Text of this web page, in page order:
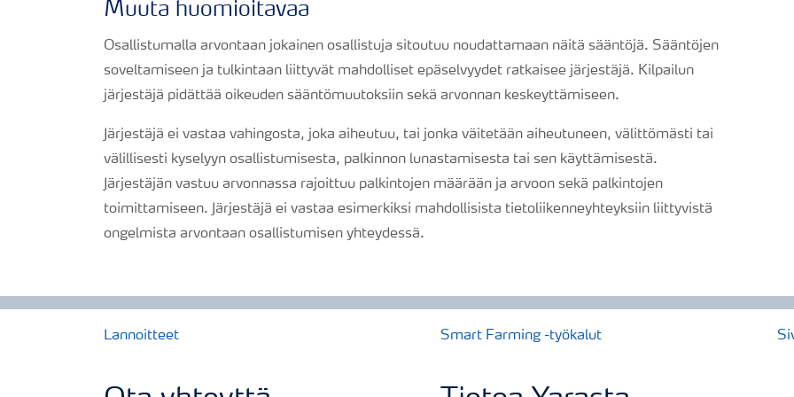
Muuta huomioitavaa
Osallistumalla arvontaan jokainen osallistuja sitoutuu noudattamaan näitä sääntöjä. Sääntöjen
soveltamiseen ja tulkintaan liittyvät mahdolliset epäselvyydet ratkaisee järjestäjä. Kilpailun
järjestäjä pidättää oikeuden sääntömuutoksiin sekä arvonnan keskeyttämiseen.
Järjestäjä ei vastaa vahingosta, joka aiheutuu, tai jonka väitetään aiheutuneen, välittömästi tai
välillisesti kyselyyn osallistumisesta, palkinnon lunastamisesta tai sen käyttämisestä.
Järjestäjän vastuu arvonnassa rajoittuu palkintojen määrään ja arvoon sekä palkintojen
toimittamiseen. Järjestäjä ei vastaa esimerkiksi mahdollisista tietoliikenneyhteyksiin liittyvistä
ongelmista arvontaan osallistumisen yhteydessä.
Lannoitteet Smart Farming -työkalut